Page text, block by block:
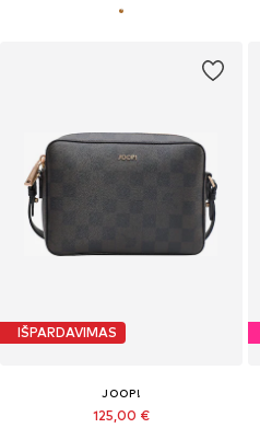
IŠPARDAVIMAS
JOOP!
125,00 €